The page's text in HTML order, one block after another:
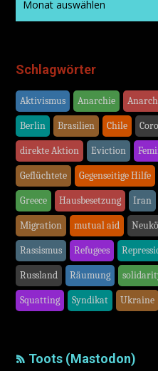
Schlagwörter
Aktivismus Anarchie
Berlin Brasilien Chile
direkte Aktion Eviction
Geflüchtete Gegenseitige Hilfe
Greece Hausbesetzung Iran
Migration mutual aid
Rassismus Refugees
Russland Räumung
Squatting Syndikat Ukraine
Toots (Mastodon)